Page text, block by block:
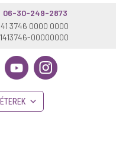
06-30-249-2873
3746 0000 0000
00000000